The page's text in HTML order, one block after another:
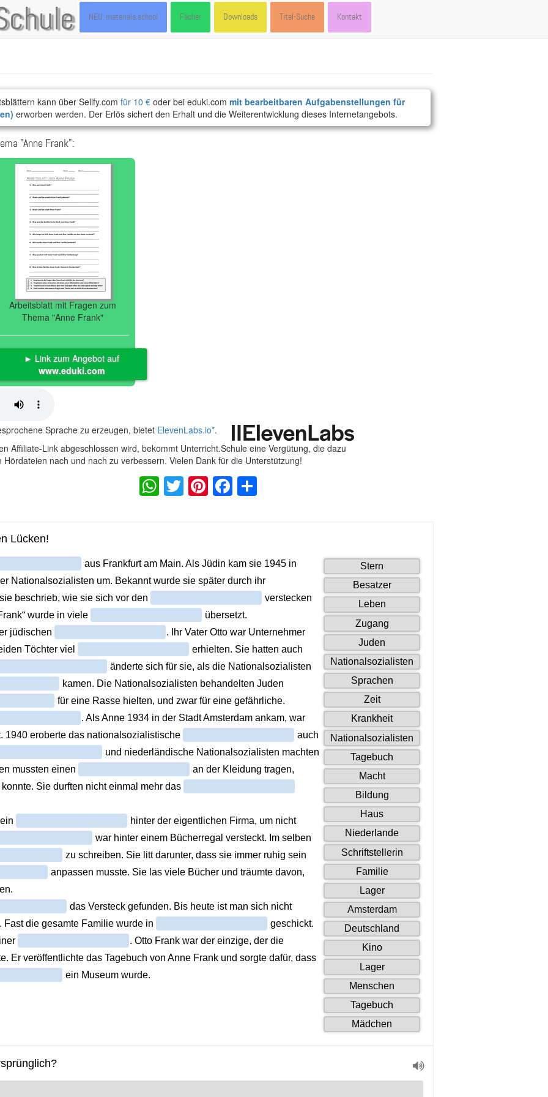
NEU: materials.school Fächer Downloads Titel-Suche Kontakt
kann über Sellfy.com für 10 € oder bei eduki.com mit bearbeitbaren Aufgabenstellungen für
erworben werden. Der Erlös sichert den Erhalt und die Weiterentwicklung dieses Internetangebots.
"Anne Frank":
Arbeitsblatt mit Fragen zum
Thema "Anne Frank"
► Link zum Angebot auf
www.eduki.com
Sprache zu erzeugen, bietet ElevenLabs.io*.
Affiliate-Link abgeschlossen wird, bekommt Unterricht.Schule eine Vergütung, die dazu
nach und nach zu verbessern. Vielen Dank für die Unterstützung!
WhatsApp
Twitter
Pinterest
Facebook